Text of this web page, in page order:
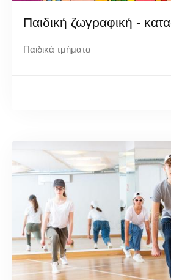
Παιδική ζωγραφική -
Παιδικά τμήματα